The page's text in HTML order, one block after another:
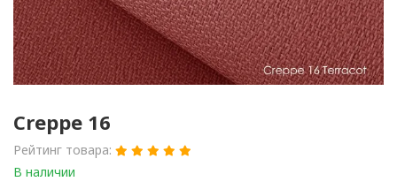
Creppe 16
Рейтинг товара:
В наличии